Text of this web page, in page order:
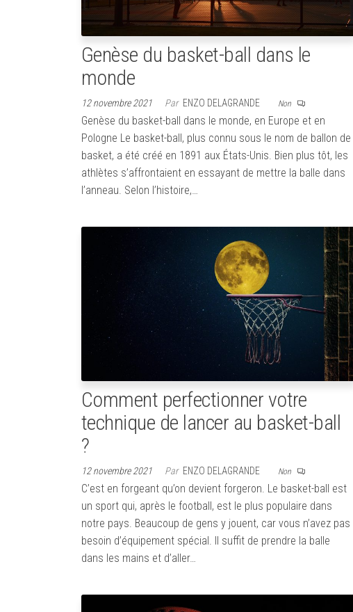
Genèse du basket-ball dans le
monde
12 novembre 2021 Par ENZO DELAGRANDE Non
Genèse du basket-ball dans le monde, en Europe et en
Pologne Le basket-ball, plus connu sous le nom de ballon de
basket, a été créé en 1891 aux États-Unis. Bien plus tôt, les
athlètes s’affrontaient en essayant de mettre la balle dans
l’anneau. Selon l’histoire,…
Comment perfectionner votre
technique de lancer au basket-ball
?
12 novembre 2021 Par ENZO DELAGRANDE Non
C’est en forgeant qu’on devient forgeron. Le basket-ball est
un sport qui, après le football, est le plus populaire dans
notre pays. Beaucoup de gens y jouent, car vous n’avez pas
besoin d’équipement spécial. Il suffit de prendre la balle
dans les mains et d’aller…